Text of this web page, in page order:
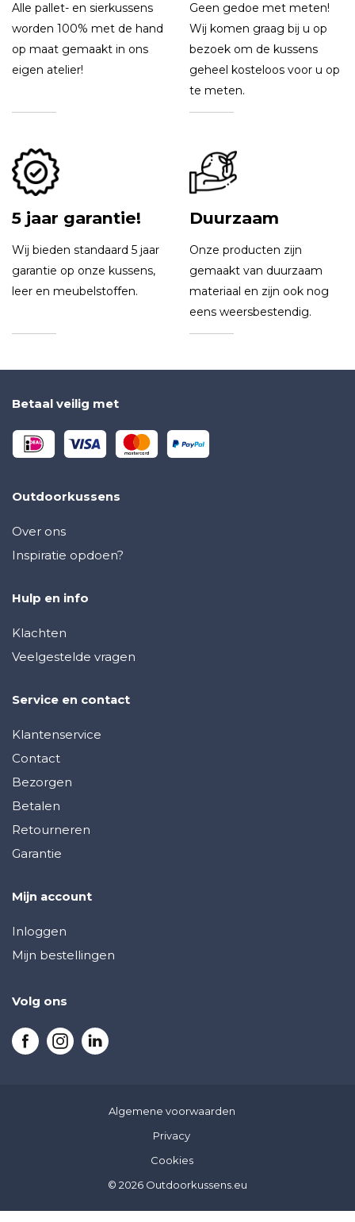
Alle pallet- en sierkussens
worden 100% met de hand
op maat gemaakt in ons
eigen atelier!
Geen gedoe met meten!
Wij komen graag bij u op
bezoek om de kussens
geheel kosteloos voor u op
te meten.
5 jaar garantie!
Wij bieden standaard 5 jaar
garantie op onze kussens,
leer en meubelstoffen.
Duurzaam
Onze producten zijn
gemaakt van duurzaam
materiaal en zijn ook nog
eens weersbestendig.
Betaal veilig met
Outdoorkussens
Over ons
Inspiratie opdoen?
Hulp en info
Klachten
Veelgestelde vragen
Service en contact
Klantenservice
Contact
Bezorgen
Betalen
Retourneren
Garantie
Mijn account
Inloggen
Mijn bestellingen
Volg ons
Algemene voorwaarden
Privacy
Cookies
© 2026 Outdoorkussens.eu